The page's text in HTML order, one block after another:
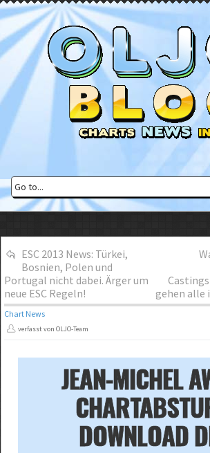
ESC 2013 News: Türkei,
Bosnien, Polen und
Portugal nicht dabei. Ärger um
neue ESC Regeln!
gehen alle
Chart News
verfasst von OLJO-Team
JEAN-MICHEL
DOWNLOAD